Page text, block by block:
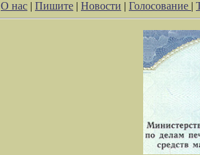
О нас | Пишите | Новости | Голосование |